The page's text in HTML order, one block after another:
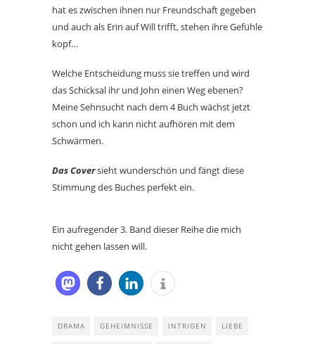
hat es zwischen ihnen nur Freundschaft gegeben
und auch als Erin auf Will trifft, stehen ihre Gefühle
kopf…
Welche Entscheidung muss sie treffen und wird
das Schicksal ihr und John einen Weg ebenen?
Meine Sehnsucht nach dem 4 Buch wächst jetzt
schon und ich kann nicht aufhören mit dem
Schwärmen.
Das Coversieht wunderschön und fängt diese
Stimmung des Buches perfekt ein.
Ein aufregender 3. Band dieser Reihe die mich
nicht gehen lassen will.
DRAMA GEHEIMNISSE INTRIGEN LIEBE